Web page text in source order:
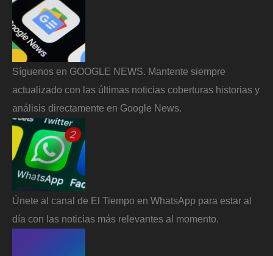
Síguenos en GOOGLE NEWS. Mantente siempre
actualizado con las últimas noticias coberturas historias y
análisis directamente en Google News.
Únete al canal de El Tiempo en WhatsApp para estar al
día con las noticias más relevantes al momento.